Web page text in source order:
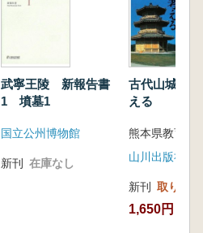
武寧王陵 新報告書
1 墳墓1
国立公州博物館
新刊 在庫なし
古代山城鞠
える
熊本県教育委
山川出版社
新刊 取り寄せ
1,650円